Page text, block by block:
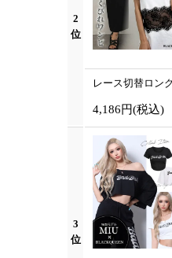
2
位
レース切替ロン
4,186円(税込)
3
位